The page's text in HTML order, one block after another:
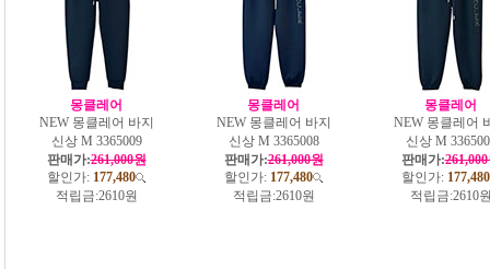
몽클레어
NEW 몽클레어 바지
신상 M 3365009
판매가:261,000원
할인가: 177,480
적립금:2610원
몽클레어
NEW 몽클레어 바지
신상 M 3365008
판매가:261,000원
할인가: 177,480
적립금:2610원
몽클레어
NEW 몽클레어
신상 M
판매가:
할인가: 177,480
적립금:2610